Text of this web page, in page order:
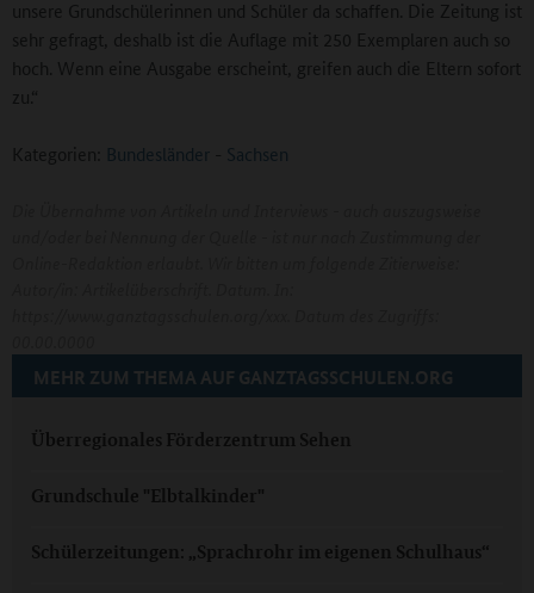
unsere Grundschülerinnen und Schüler da schaffen. Die Zeitung ist
sehr gefragt, deshalb ist die Auflage mit 250 Exemplaren auch so
hoch. Wenn eine Ausgabe erscheint, greifen auch die Eltern sofort
zu.“
Kategorien: Bundesländer - Sachsen
MEHR ZUM THEMA AUF GANZTAGSSCHULEN.ORG
Überregionales Förderzentrum Sehen
Grundschule "Elbtalkinder"
Schülerzeitungen: „Sprachrohr im eigenen Schulhaus“